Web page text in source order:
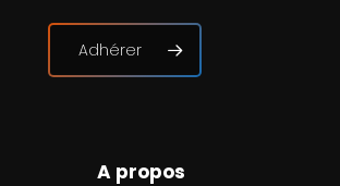
Adhérer
A propos